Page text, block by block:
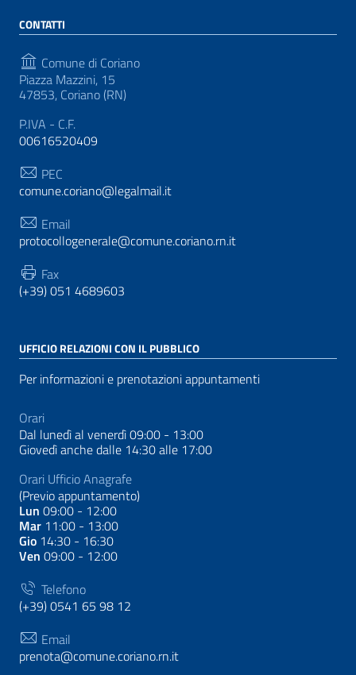
CONTATTI
Comune di Coriano
Piazza Mazzini, 15
47853, Coriano (RN)
P.IVA - C.F.
00616520409
PEC
comune.coriano@legalmail.it
Email
protocollogenerale@comune.coriano.rn.it
Fax
(+39) 051 4689603
UFFICIO RELAZIONI CON IL PUBBLICO
Per informazioni e prenotazioni appuntamenti
Orari
Dal lunedì al venerdì 09:00 - 13:00
Giovedì anche dalle 14:30 alle 17:00
Orari Ufficio Anagrafe
(Previo appuntamento)
Lun 09:00 - 12:00
Mar 11:00 - 13:00
Gio 14:30 - 16:30
Ven 09:00 - 12:00
Telefono
(+39) 0541 65 98 12
Email
prenota@comune.coriano.rn.it